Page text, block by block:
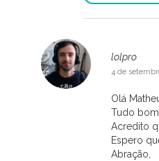
lolpro
4 de
Olá
Tudo
Acredito
Espero
Abração,